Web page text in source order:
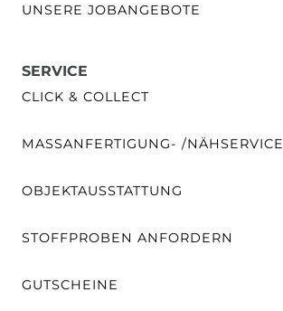
UNSERE JOBANGEBOTE
SERVICE
CLICK & COLLECT
MASSANFERTIGUNG- /NÄHSERVICE
OBJEKTAUSSTATTUNG
STOFFPROBEN ANFORDERN
GUTSCHEINE